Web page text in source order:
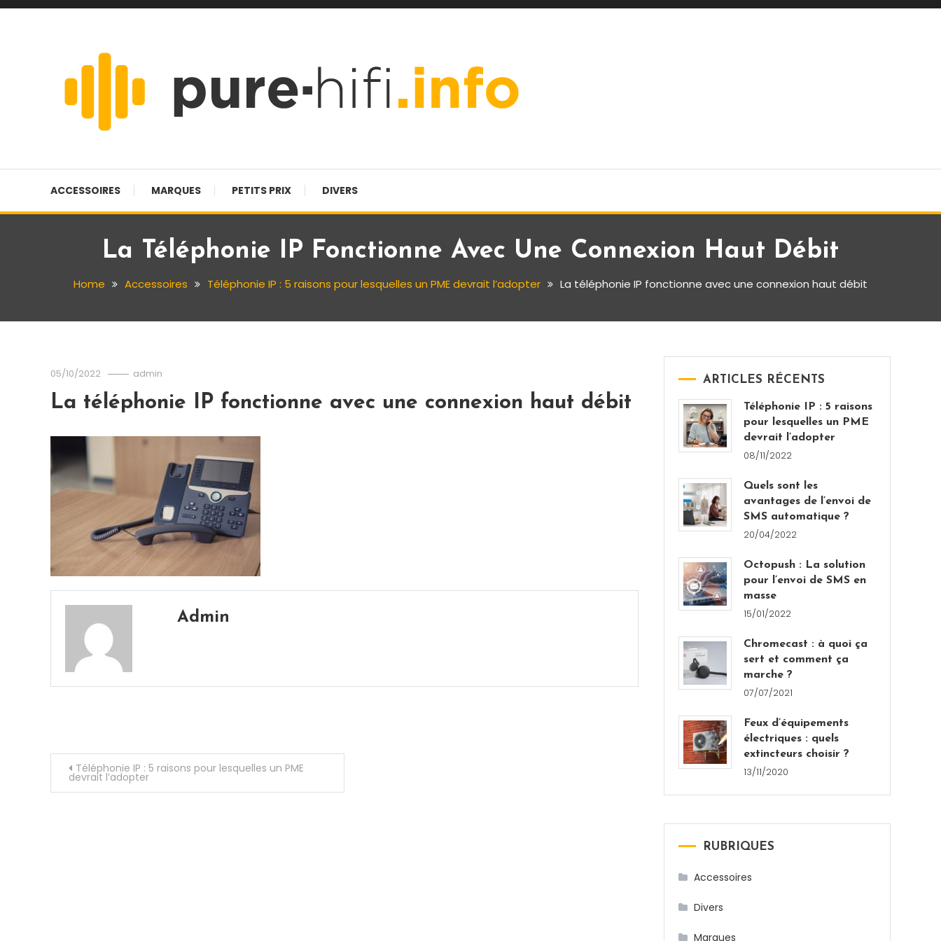
Skip
ACCESSOIRES MARQUES PETITS PRIX DIVERS
La Téléphonie IP Fonctionne Avec Une Connexion Haut Débit
Home Accessoires Téléphonie IP : 5 raisons pour lesquelles un PME devrait l’adopter La téléphonie IP fonctionne avec une connexion haut débit
05/10/2022 admin
La téléphonie IP fonctionne avec une connexion haut débit
Admin
Navigation
de
Téléphonie IP : 5 raisons pour lesquelles un PME
devrait l’adopter
ARTICLES RÉCENTS
Téléphonie IP : 5 raisons
pour lesquelles un PME
devrait l’adopter
08/11/2022
Quels sont les
avantages de l’envoi de
SMS automatique ?
20/04/2022
Octopush : La solution
pour l’envoi de SMS en
masse
15/01/2022
Chromecast : à quoi ça
sert et comment ça
marche ?
07/07/2021
Feux d’équipements
électriques : quels
extincteurs choisir ?
13/11/2020
RUBRIQUES
Accessoires
Divers
Marques